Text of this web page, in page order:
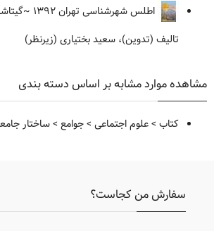
اطلس شهرشناسی تهران ۱۳۹۲
تالیف (تدوین)، سعید بختیاری (زیرنظر)
مشاهده موارد مشابه بر اساس دسته بندی
کتاب >علوم اجتماعی >جوامع >ساختار
سفارش من کجاست؟